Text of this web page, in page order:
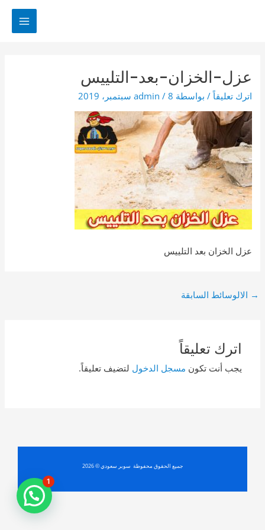
عزل-الخزان-بعد-التلييس
اترك تعليقاً / بواسطة admin / 8 سبتمبر، 2019
عزل الخزان بعد التلييس
Post→ الالوسائط السابقة
اترك تعليقاً
يجب أنت تكون مسجل الدخول لتضيف تعليقاً.
جميع الحقوق محفوظة سوبر سعودي © 2026
1